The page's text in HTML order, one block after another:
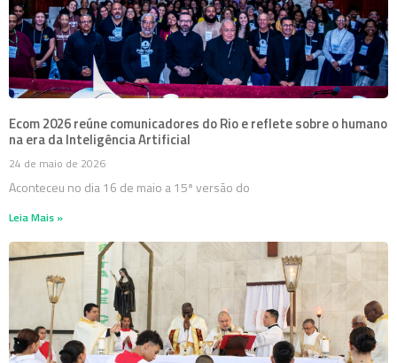
Ecom 2026 reúne comunicadores do Rio e reflete sobre o humano
na era da Inteligência Artificial
24 de maio de 2026
Aconteceu no dia 16 de maio a 15ª versão do
Leia Mais »